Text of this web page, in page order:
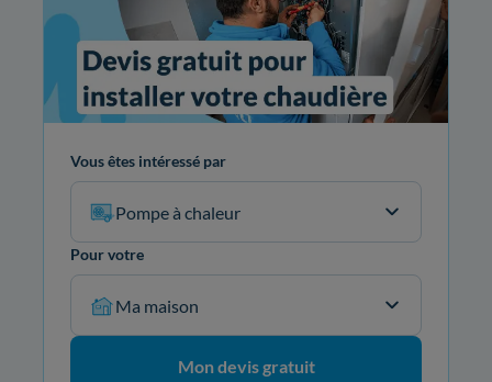
Vous êtes intéressé par
Pompe à chaleur
Pour votre
Ma maison
Mon devis gratuit